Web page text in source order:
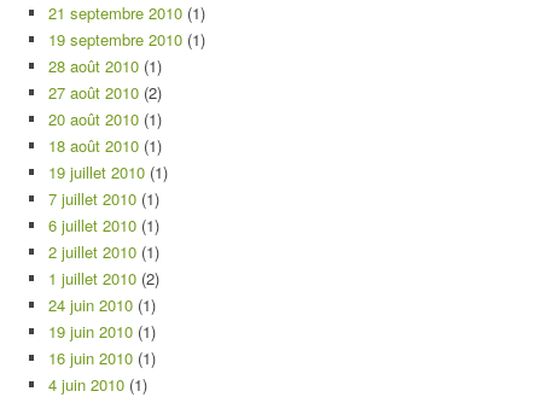
21 septembre 2010 (1)
19 septembre 2010 (1)
28 août 2010 (1)
27 août 2010 (2)
20 août 2010 (1)
18 août 2010 (1)
19 juillet 2010 (1)
7 juillet 2010 (1)
6 juillet 2010 (1)
2 juillet 2010 (1)
1 juillet 2010 (2)
24 juin 2010 (1)
19 juin 2010 (1)
16 juin 2010 (1)
4 juin 2010 (1)